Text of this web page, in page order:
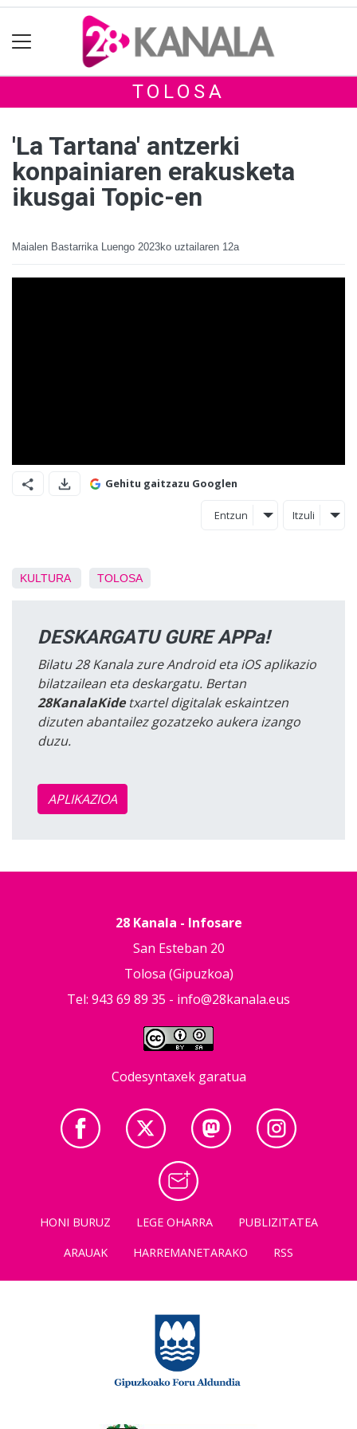
TOLOSA
'La Tartana' antzerki
konpainiaren erakusketa
ikusgai Topic-en
Maialen Bastarrika Luengo 2023ko uztailaren 12a
Gehitu gaitzazu Googlen
Entzun Itzuli
KULTURA TOLOSA
DESKARGATU GURE APPa!
Bilatu 28 Kanala zure Android eta iOS aplikazio
bilatzailean eta deskargatu. Bertan
28KanalaKidetxartel digitalak eskaintzen
dizuten abantailez gozatzeko aukera izango
duzu.
APLIKAZIOA
28 Kanala - Infosare
San Esteban 20
Tolosa (Gipuzkoa)
Tel: 943 69 89 35 - info@28kanala.eus
Codesyntaxek garatua
HONI BURUZ LEGE OHARRA
PUBLIZITATEA
ARAUAK
HARREMANETARAKO RSS